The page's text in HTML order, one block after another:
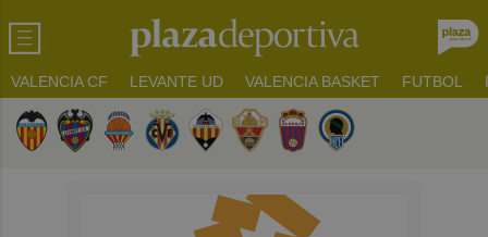
VALENCIA CF LEVANTE UD VALENCIA BASKET FUTBOL